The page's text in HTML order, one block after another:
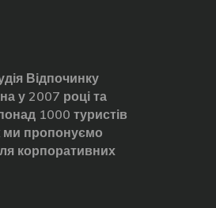
Відпочинку
у 2007 році та
1000 туристів
ми пропонуємо
корпоративних